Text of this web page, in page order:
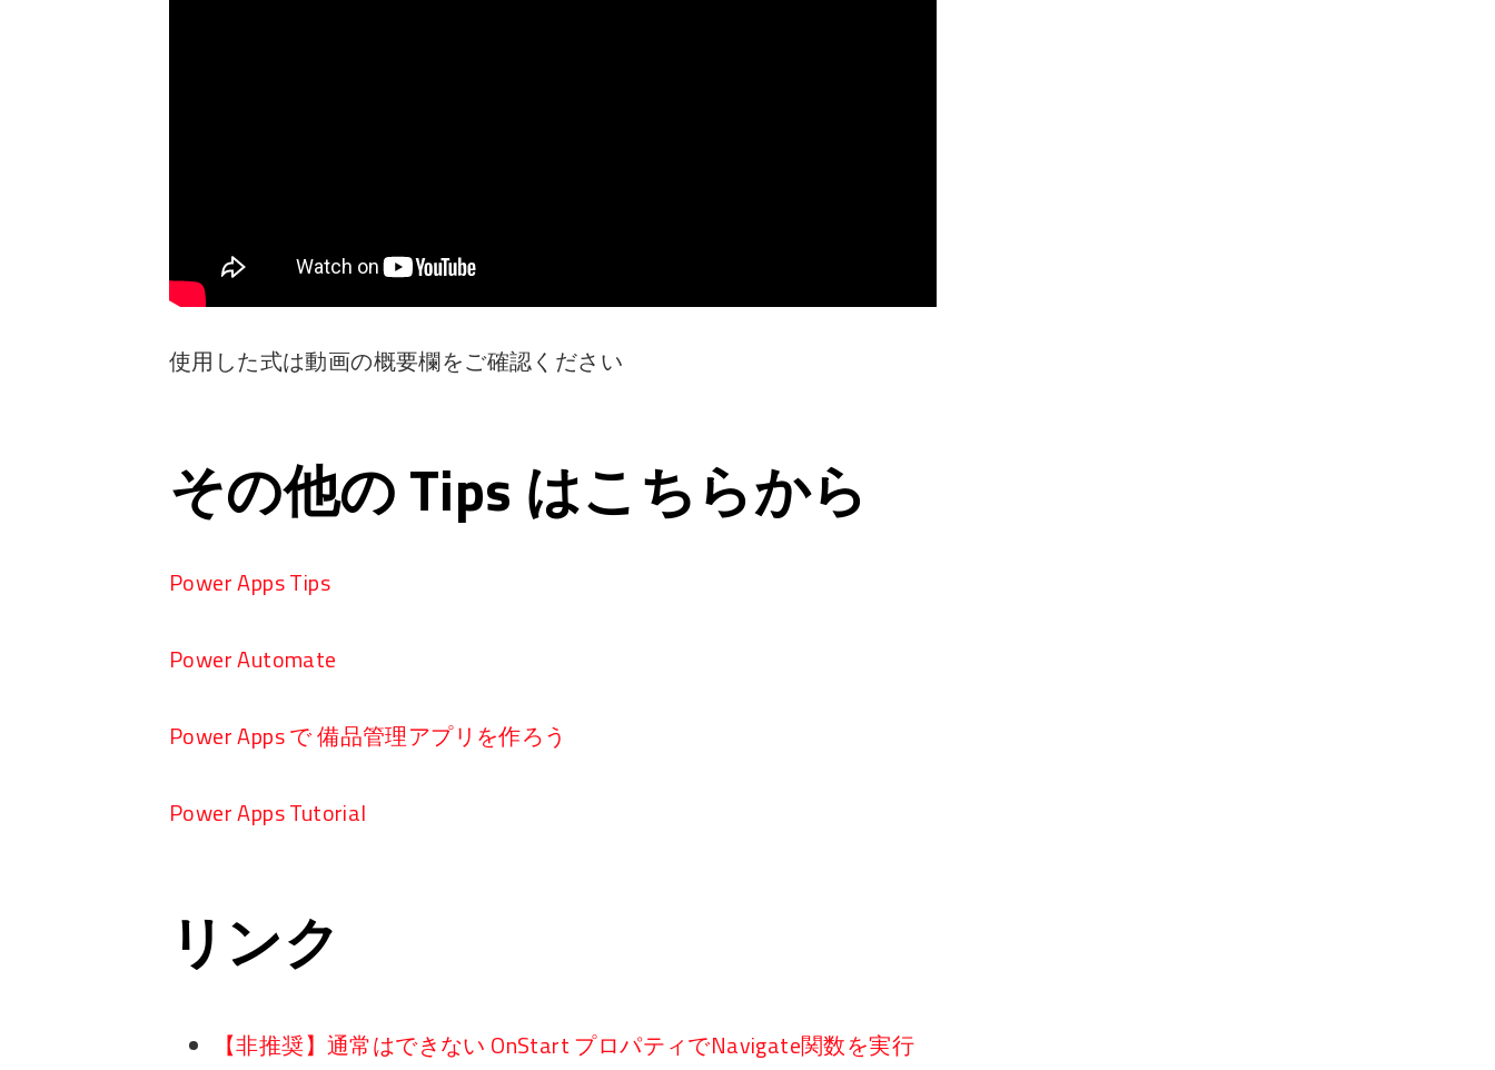
使用した式は動画の概要欄をご確認ください
その他の Tips はこちらから
Power Apps Tips
Power Automate
Power Apps で 備品管理アプリを作ろう
Power Apps Tutorial
リンク
【非推奨】通常はできない OnStart プロパティでNavigate関数を実行